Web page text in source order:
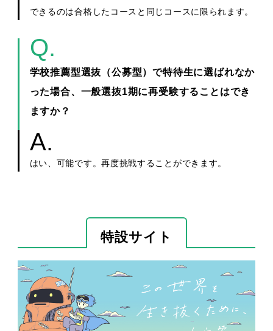
できるのは合格したコースと同じコースに限られます。
学校推薦型選抜（公募型）で特待生に選ばれなか
った場合、一般選抜1期に再受験することはでき
ますか？
はい、可能です。再度挑戦することができます。
特設サイト